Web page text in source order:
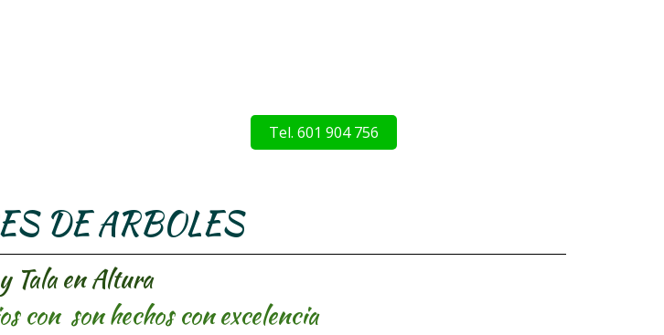
Tel. 601 904 756
DE ARBOLES
Tala en Altura
con son hechos con excelencia